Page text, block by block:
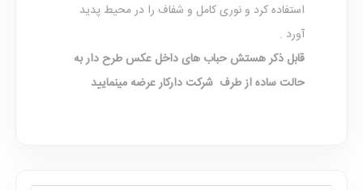
استفاده کرد و نوری کامل و شفاف را در محیط پدید
آورد .
قابل ذکر هستش حباب های داخل عکس طرح دار به
حالت ساده از طرف شرکت دارکار عرضه مینمایید